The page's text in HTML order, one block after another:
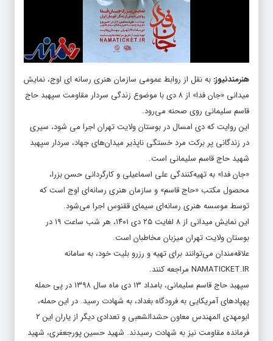
هنرمندنیوز: به نقل از روابط عمومی سازمان هنری رسانه ای اوج، نمایش
میدانی «جان فدا» از ۸ دی با موضوع زندگی سردار مقاومت سپهبد حاج
قاسم سلیمانی روی صحنه می‌رود.
این روایت که دی امسال در بوستان ولایت تهران اجرا می شود، سیری
در زندگانی پر برکت مرد خستگی ناپذیر میدان‌های جهاد، سردار سپهبد
شهید حاج قاسم سلیمانی است.
«جان فدا» به تهیه‌کنندگی علی اسماعیلی و کارگردانی حسن بزرا،
محصول مکتب «حاج قاسم» و سازمان هنری رسانه‌ای اوج است که
توسط موسسه هنری رسانه‌ای سیمای ققنوس اجرا می‌شود.
این نمایش میدانی از ۸ لغایت ۲۵ دی ۱۴۰۱، هر شب ساعت ۱۹ در
بوستان ولایت تهران میزبان مخاطبان است.
علاقه‌مندان می‌توانند برای تهیه و رزرو بلیت خود، به سامانه
NAMATICKET.IR مراجعه کنند.
سپهبد حاج قاسم سلیمانی، بامداد ۱۳ دی ماه سال ۱۳۹۸ در پی حمله
پهپادهای آمریکایی به فرودگاه بغداد، به شهادت رسید. در این حمله،
ابومهدی المهندس معاون حشدالشعبی و تعدادی دیگر از یاران این ۲
فرمانده مقاومت نیز به شهادت رسیدند. شهید حسین پورجعفری، شهید